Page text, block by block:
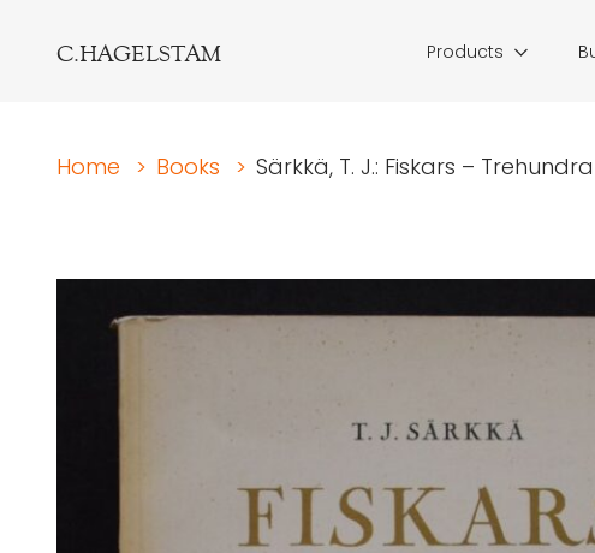
C.HAGELSTAM Products
Home > Books > Särkkä, T. J.: Fiskars –